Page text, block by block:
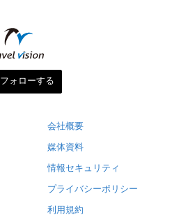
フォローする
会社概要
媒体資料
情報セキュリティ
プライバシーポリシー
利用規約